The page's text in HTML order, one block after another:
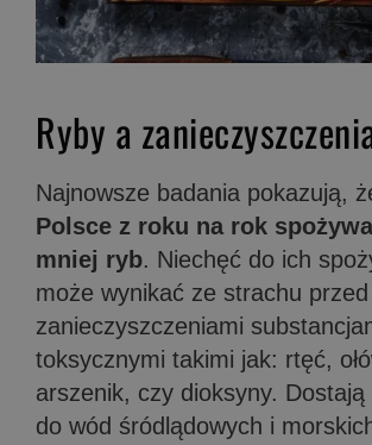
Ryby a
Najnowsze badania pokazują,
Polsce z roku na rok
mniej ryb. Niechęć do ich
może wynikać ze strachu przed
zanieczyszczeniami
toksycznymi takimi jak: rtęć,
arszenik, czy dioksyny. Dostają
do wód śródlądowych i